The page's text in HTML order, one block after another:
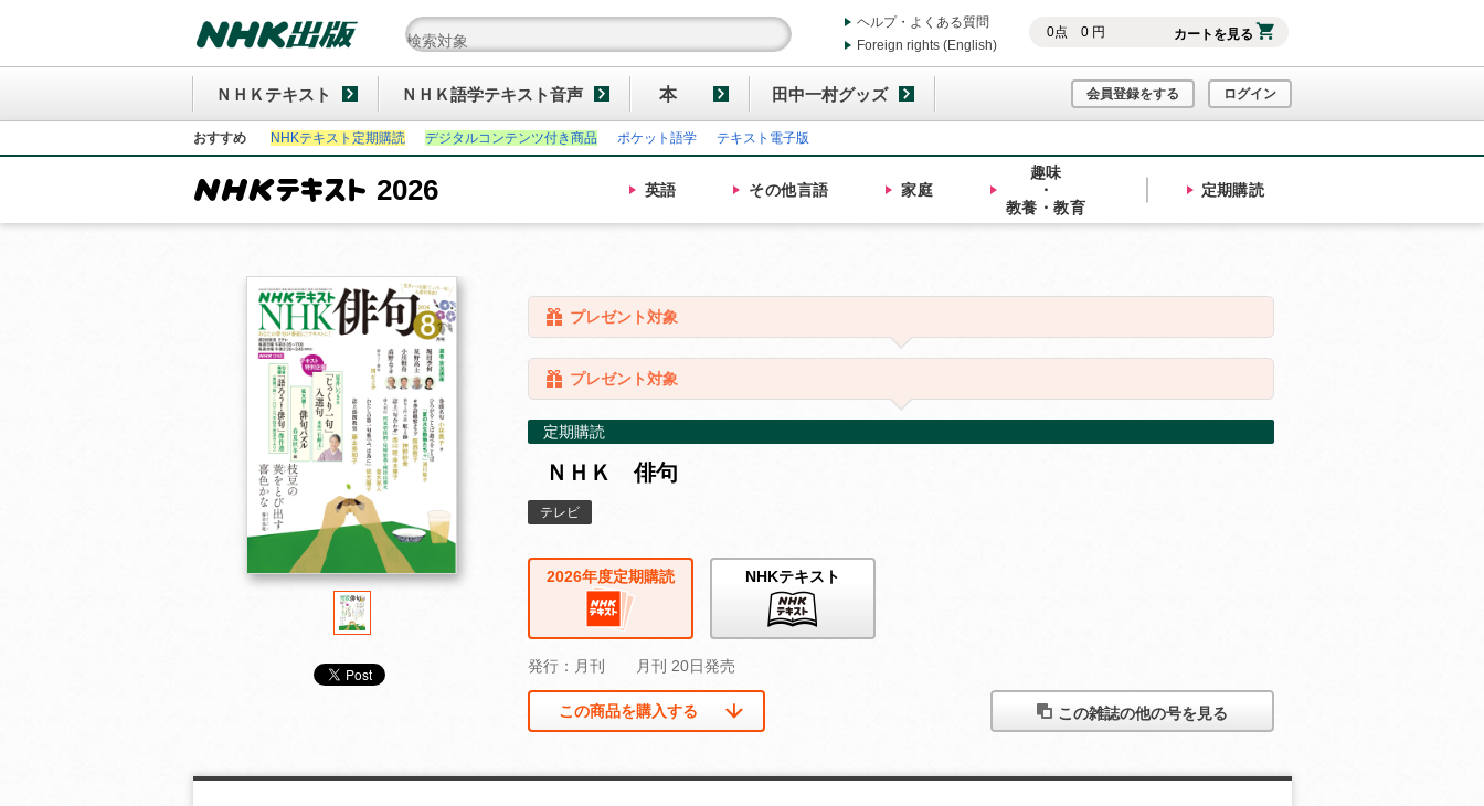
0点 0円 カートを見る
ヘルプ・よくある質問
Foreign rights (English)
ＮＨＫテキスト ＮＨＫ語学テキスト音声 本 田中一村グッズ 会員登録をする ログイン
おすすめ NHKテキスト定期購読 デジタルコンテンツ付き商品 ポケット語学 テキスト電子版
2026 英語 その他言語 家庭
趣味
・
教養・教育
定期購読
プレゼント対象
プレゼント対象
定期購読
ＮＨＫ 俳句
テレビ
2026年度定期購読 NHKテキスト
発行：月刊 月刊 20日発売
この商品を購入する この雑誌の他の号を見る